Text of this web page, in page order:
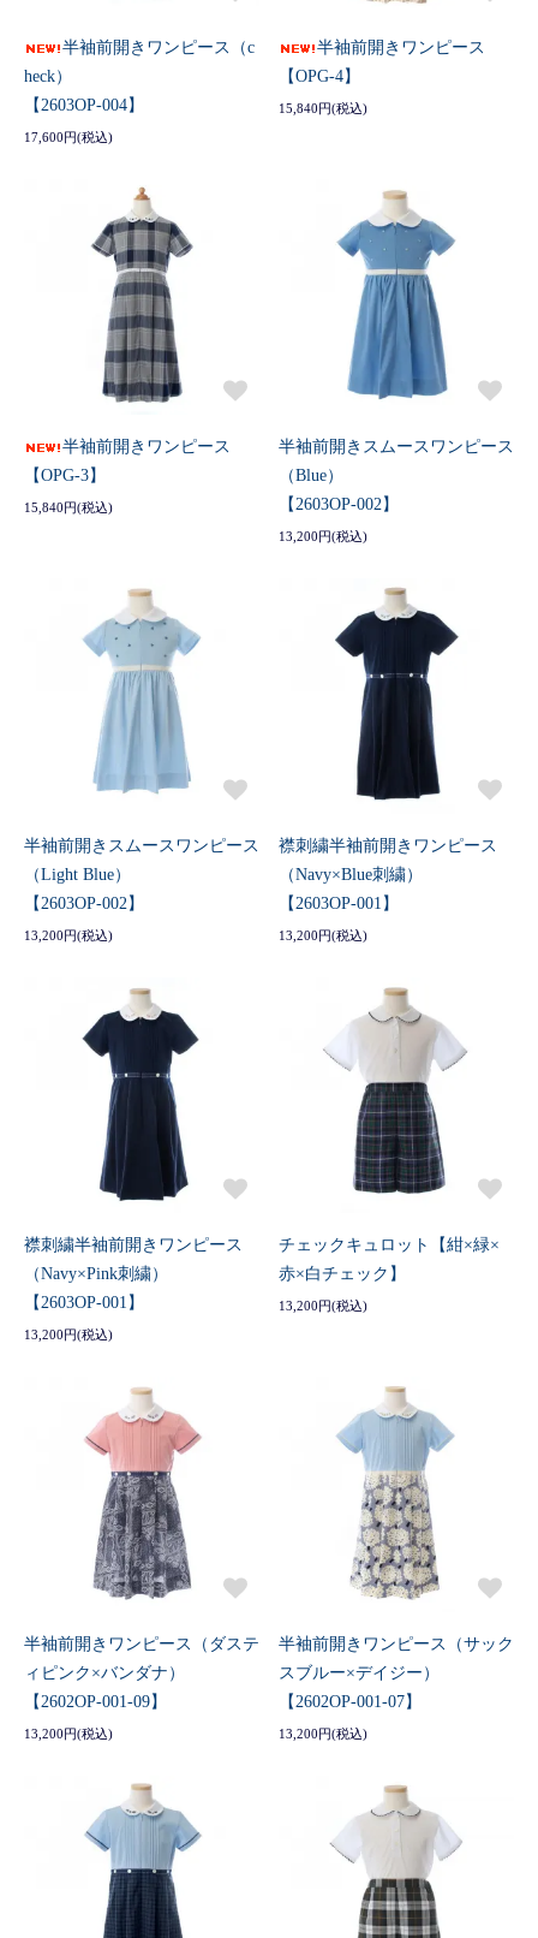
半袖前開きワンピース（c
heck）
【2603OP-004】
17,600円(税込)
半袖前開きワンピース
【OPG-4】
15,840円(税込)
半袖前開きワンピース
【OPG-3】
15,840円(税込)
半袖前開きスムースワンピース
（Blue）
【2603OP-002】
13,200円(税込)
半袖前開きスムースワンピース
（Light Blue）
【2603OP-002】
13,200円(税込)
襟刺繍半袖前開きワンピース
（Navy×Blue刺繍）
【2603OP-001】
13,200円(税込)
襟刺繍半袖前開きワンピース
（Navy×Pink刺繍）
【2603OP-001】
13,200円(税込)
チェックキュロット【紺×緑×
赤×白チェック】
13,200円(税込)
半袖前開きワンピース（ダステ
ィピンク×バンダナ）
【2602OP-001-09】
13,200円(税込)
半袖前開きワンピース（サック
スブルー×デイジー）
【2602OP-001-07】
13,200円(税込)